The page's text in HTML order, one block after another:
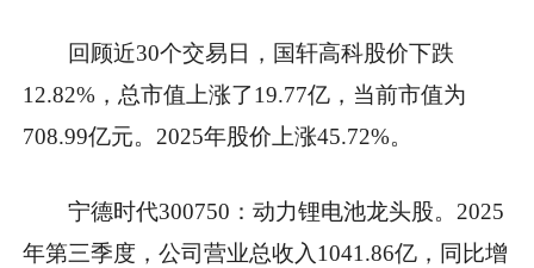
回顾近30个交易日，国轩高科股价下跌
12.82%，总市值上涨了19.77亿，当前市值为
708.99亿元。2025年股价上涨45.72%。
宁德时代300750：动力锂电池龙头股。2025
年第三季度，公司营业总收入1041.86亿，同比增